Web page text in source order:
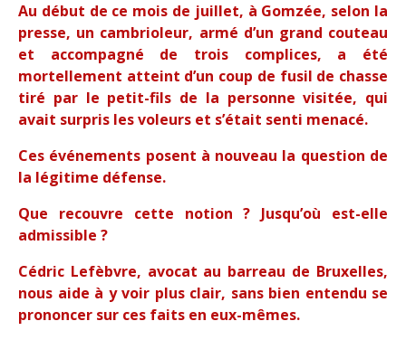
Au début de ce mois de juillet, à Gomzée, selon la
presse, un cambrioleur, armé d’un grand couteau
et accompagné de trois complices, a été
mortellement atteint d’un coup de fusil de chasse
tiré par le petit-fils de la personne visitée, qui
avait surpris les voleurs et s’était senti menacé.
Ces événements posent à nouveau la question de
la légitime défense.
Que recouvre cette notion ? Jusqu’où est-elle
admissible ?
Cédric Lefèbvre, avocat au barreau de Bruxelles,
nous aide à y voir plus clair, sans bien entendu se
prononcer sur ces faits en eux-mêmes.